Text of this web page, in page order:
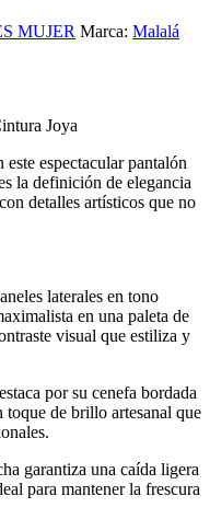
MUJER Marca: Malalá
Joya
espectacular pantalón
la definición de elegancia
detalles artísticos que no
laterales en tono
en una paleta de
visual que estiliza y
por su cenefa bordada
de brillo artesanal que
garantiza una caída ligera
para mantener la frescura